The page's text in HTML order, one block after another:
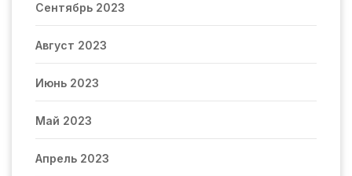
Сентябрь 2023
Август 2023
Июнь 2023
Май 2023
Апрель 2023